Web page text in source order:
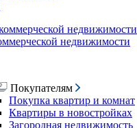
недвижимости
недвижимости
Покупателям
Покупка квартир и комнат
Квартиры в новостройках
Загородная недвижимость